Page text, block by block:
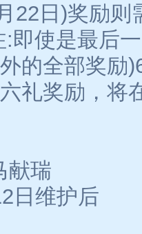
22日)奖励则
即使是最后
的全部奖励
礼奖励，将
献瑞
日维护后